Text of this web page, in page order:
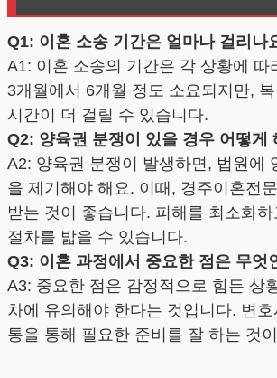
Q1: 이혼 소송 기간은 얼마나 걸리나
A1: 이혼 소송의 기간은 각 상황에 따
3개월에서 6개월 정도 소요되지만,
시간이 더 걸릴 수 있습니다.
Q2: 양육권 분쟁이 있을 경우 어떻게
A2: 양육권 분쟁이 발생하면, 법원에
을 제기해야 해요. 이때, 경주이혼전
받는 것이 좋습니다. 피해를 최소화
절차를 밟을 수 있습니다.
Q3: 이혼 과정에서 중요한 점은 무엇
A3: 중요한 점은 감정적으로 힘든 상
차에 유의해야 한다는 것입니다. 변
통을 통해 필요한 준비를 잘 하는 것